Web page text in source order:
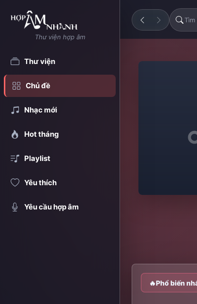
Thư viện hợp âm
Thư viện
Chủ đề
Nhạc mới
Hot tháng
Playlist
Yêu thích
Yêu cầu hợp âm
🔥Phổ biến